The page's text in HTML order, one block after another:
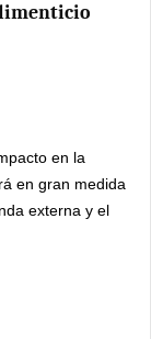
en la
en gran medida
externa y el